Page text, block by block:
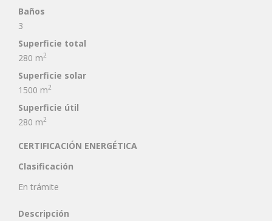
Baños
3
Superficie total
280 m2
Superficie solar
1500 m2
Superficie útil
280 m2
CERTIFICACIÓN ENERGÉTICA
Clasificación
En trámite
Descripción